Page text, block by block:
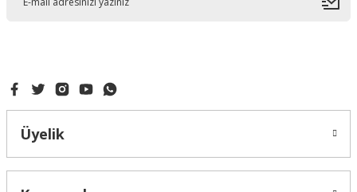
Ürün fiyatı diğer sitelerden daha pahalı.
Üyelik